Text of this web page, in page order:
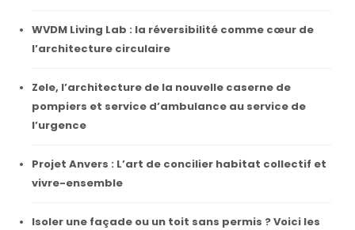
WVDM Living Lab : la réversibilité comme cœur de
l’architecture circulaire
Zele, l’architecture de la nouvelle caserne de
pompiers et service d’ambulance au service de
l’urgence
Projet Anvers : L’art de concilier habitat collectif et
vivre-ensemble
Isoler une façade ou un toit sans permis ? Voici les